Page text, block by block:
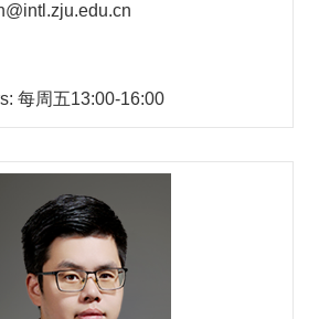
每周五13:00-16:00